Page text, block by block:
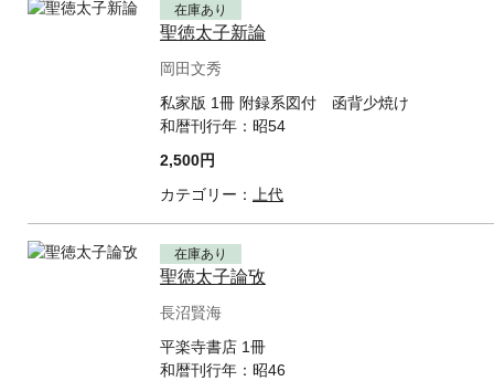
在庫あり
聖徳太子新論
岡田文秀
私家版 1冊 附録系図付 函背少焼け
和暦刊行年： 昭54
2,500円
カテゴリー： 上代
在庫あり
聖徳太子論攷
長沼賢海
平楽寺書店 1冊
和暦刊行年： 昭46